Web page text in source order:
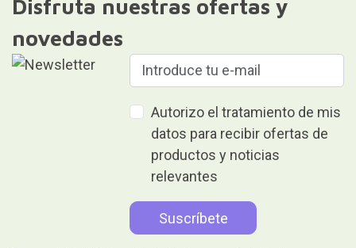
Disfruta nuestras ofertas y
novedades
Autorizo el tratamiento de mis
datos para recibir ofertas de
productos y noticias
relevantes